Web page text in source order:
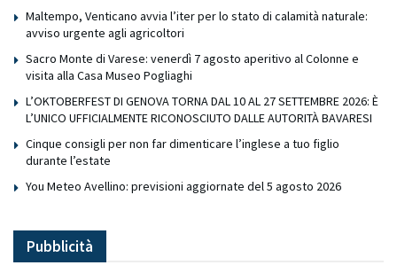
Maltempo, Venticano avvia l’iter per lo stato di calamità naturale:
avviso urgente agli agricoltori
Sacro Monte di Varese: venerdì 7 agosto aperitivo al Colonne e
visita alla Casa Museo Pogliaghi
L’OKTOBERFEST DI GENOVA TORNA DAL 10 AL 27 SETTEMBRE 2026: È
L’UNICO UFFICIALMENTE RICONOSCIUTO DALLE AUTORITÀ BAVARESI
Cinque consigli per non far dimenticare l’inglese a tuo figlio
durante l’estate
You Meteo Avellino: previsioni aggiornate del 5 agosto 2026
Pubblicità